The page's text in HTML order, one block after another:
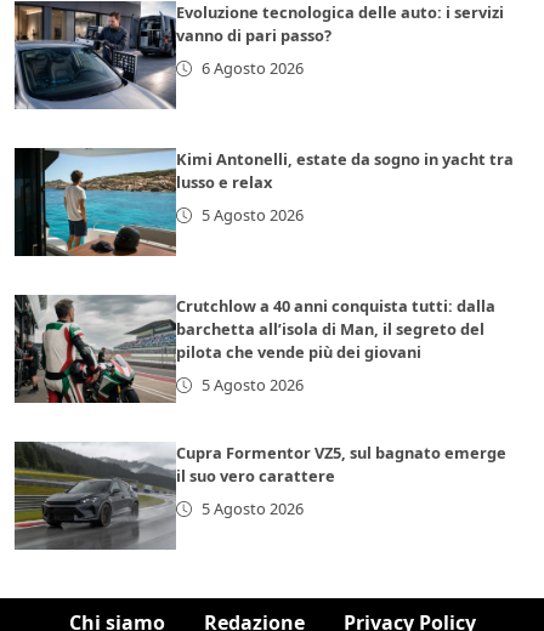
Evoluzione tecnologica delle auto: i servizi
vanno di pari passo?
6 Agosto 2026
Kimi Antonelli, estate da sogno in yacht tra
lusso e relax
5 Agosto 2026
Crutchlow a 40 anni conquista tutti: dalla
barchetta all’isola di Man, il segreto del
pilota che vende più dei giovani
5 Agosto 2026
Cupra Formentor VZ5, sul bagnato emerge
il suo vero carattere
5 Agosto 2026
Chi siamo Redazione Privacy Policy